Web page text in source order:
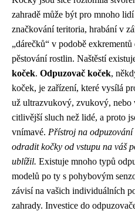
zahradě může být pro mnoho
značkování teritoria, hrabání v
„dárečků“ v podobě
pěstování rostlin. Naštěstí
koček. Odpuzovač koček,
koček, je zařízení, které vysílá
už ultrazvukový, zvukový,
citlivější sluch než lidé, a proto
vnímavé. Přístroj na odpuzování
odradit kočky od vstupu na váš
ublížil. Existuje mnoho typů
modelů po ty s pohybovým
závisí na vašich individuálních
zahrady. Investice do